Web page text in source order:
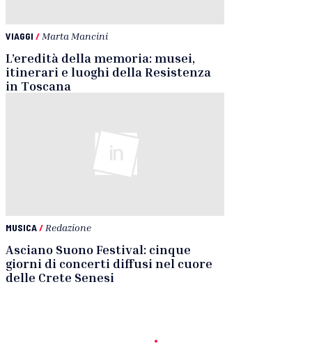
VIAGGI / Marta Mancini
L’eredità della memoria: musei,
itinerari e luoghi della Resistenza
in Toscana
MUSICA/ Redazione
Asciano Suono Festival: cinque
giorni di concerti diffusi nel cuore
delle Crete Senesi